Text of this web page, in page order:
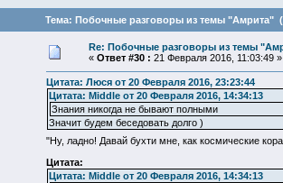
Тема: Побочные разговоры из темы "Амрита"
Re: Побочные разговоры из темы
« Ответ #30 : 21 Февраля 2016, 11:03:49 »
Цитата: Люся от 20 Февраля 2016, 23:23:44
Цитата: Middle от 20 Февраля 2016, 14:34:13
Знания никогда не бывают полными
Значит будем беседовать долго )
"Ну, ладно! Давай бухти мне, как космические
Цитата:
Цитата: Middle от 20 Февраля 2016, 14:34:13